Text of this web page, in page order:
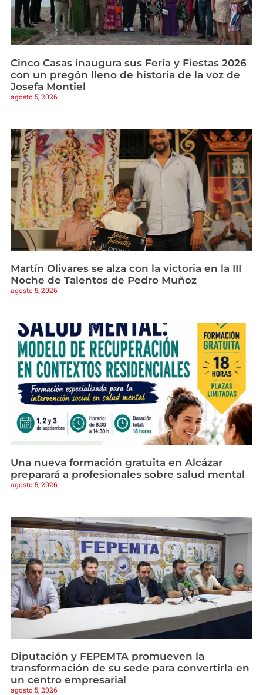
Cinco Casas inaugura sus Feria y Fiestas 2026
con un pregón lleno de historia de la voz de
Josefa Montiel
agosto 5, 2026
Martín Olivares se alza con la victoria en la III
Noche de Talentos de Pedro Muñoz
agosto 5, 2026
Una nueva formación gratuita en Alcázar
preparará a profesionales sobre salud mental
agosto 5, 2026
Diputación y FEPEMTA promueven la
transformación de su sede para convertirla en
un centro empresarial
agosto 5, 2026